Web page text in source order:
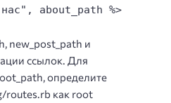
about_path %>
new_post_path и
ссылок. Для
определите
routes.rb как root